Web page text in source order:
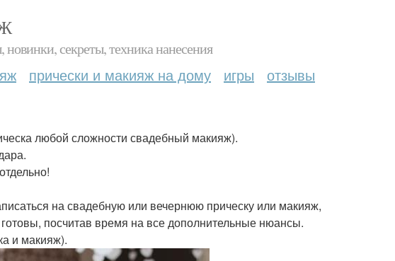
секреты, техника нанесения
прически и макияж на дому игры отзывы
любой сложности свадебный макияж).
на свадебную или вечернюю прическу или макияж,
посчитав время на все дополнительные нюансы.
и макияж).